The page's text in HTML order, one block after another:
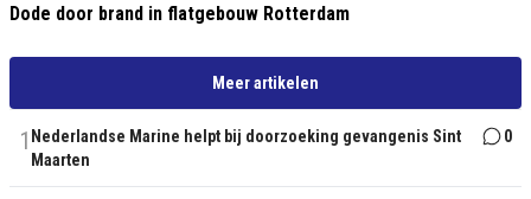
Dode door brand in flatgebouw Rotterdam
Meer artikelen
1 Nederlandse Marine helpt bij doorzoeking gevangenis Sint
Maarten
0